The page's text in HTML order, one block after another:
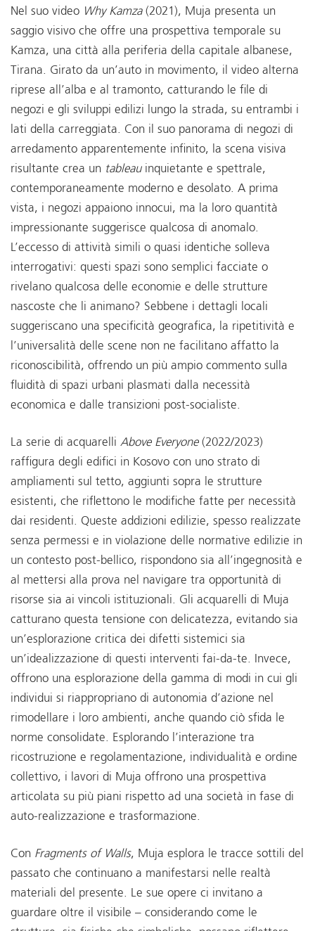
Nel suo video Why Kamza(2021), Muja presenta un
saggio visivo che offre una prospettiva temporale su
Kamza, una città alla periferia della capitale albanese,
Tirana. Girato da un’auto in movimento, il video alterna
riprese all’alba e al tramonto, catturando le file di
negozi e gli sviluppi edilizi lungo la strada, su entrambi i
lati della carreggiata. Con il suo panorama di negozi di
arredamento apparentemente infinito, la scena visiva
risultante crea un tableauinquietante e spettrale,
contemporaneamente moderno e desolato. A prima
vista, i negozi appaiono innocui, ma la loro quantità
impressionante suggerisce qualcosa di anomalo.
L’eccesso di attività simili o quasi identiche solleva
interrogativi: questi spazi sono semplici facciate o
rivelano qualcosa delle economie e delle strutture
nascoste che li animano? Sebbene i dettagli locali
suggeriscano una specificità geografica, la ripetitività e
l’universalità delle scene non ne facilitano affatto la
riconoscibilità, offrendo un più ampio commento sulla
fluidità di spazi urbani plasmati dalla necessità
economica e dalle transizioni post-socialiste.
La serie di acquarelli Above Everyone(2022/2023)
raffigura degli edifici in Kosovo con uno strato di
ampliamenti sul tetto, aggiunti sopra le strutture
esistenti, che riflettono le modifiche fatte per necessità
dai residenti. Queste addizioni edilizie, spesso realizzate
senza permessi e in violazione delle normative edilizie in
un contesto post-bellico, rispondono sia all’ingegnosità e
al mettersi alla prova nel navigare tra opportunità di
risorse sia ai vincoli istituzionali. Gli acquarelli di Muja
catturano questa tensione con delicatezza, evitando sia
un’esplorazione critica dei difetti sistemici sia
un’idealizzazione di questi interventi fai-da-te. Invece,
offrono una esplorazione della gamma di modi in cui gli
individui si riappropriano di autonomia d’azione nel
rimodellare i loro ambienti, anche quando ciò sfida le
norme consolidate. Esplorando l’interazione tra
ricostruzione e regolamentazione, individualità e ordine
collettivo, i lavori di Muja offrono una prospettiva
articolata su più piani rispetto ad una società in fase di
auto-realizzazione e trasformazione.
Con Fragments of Walls, Muja esplora le tracce sottili del
passato che continuano a manifestarsi nelle realtà
materiali del presente. Le sue opere ci invitano a
guardare oltre il visibile – considerando come le